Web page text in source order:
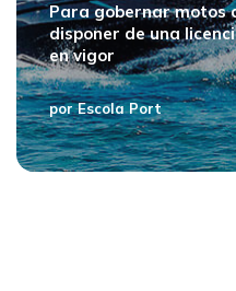
Para gobernar motos
disponer de una
en vigor
porEscola Port